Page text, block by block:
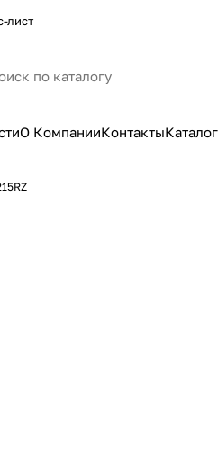
лист
О КомпанииКонтактыКаталог